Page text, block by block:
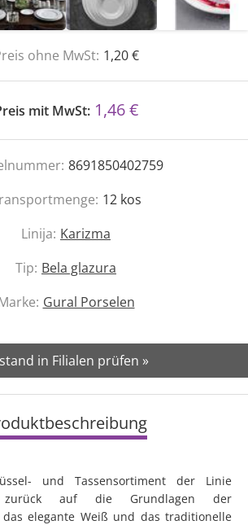
ohne MwSt: 1,20 €
mit MwSt: 1,46 €
8691850402759
12 kos
Linija: Karizma
Tip: Bela glazura
Gural Porselen
in Filialen prüfen »
und Tassensortiment der Linie
auf die Grundlagen der
das elegante Weiß und das traditionelle